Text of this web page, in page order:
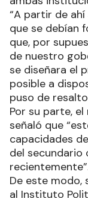
“A partir de
que se debían
que, por
de nuestro
se diseñara el
posible a
puso de
Por su parte, el
señaló que
capacidades
del secundario
De este modo,
al Instituto